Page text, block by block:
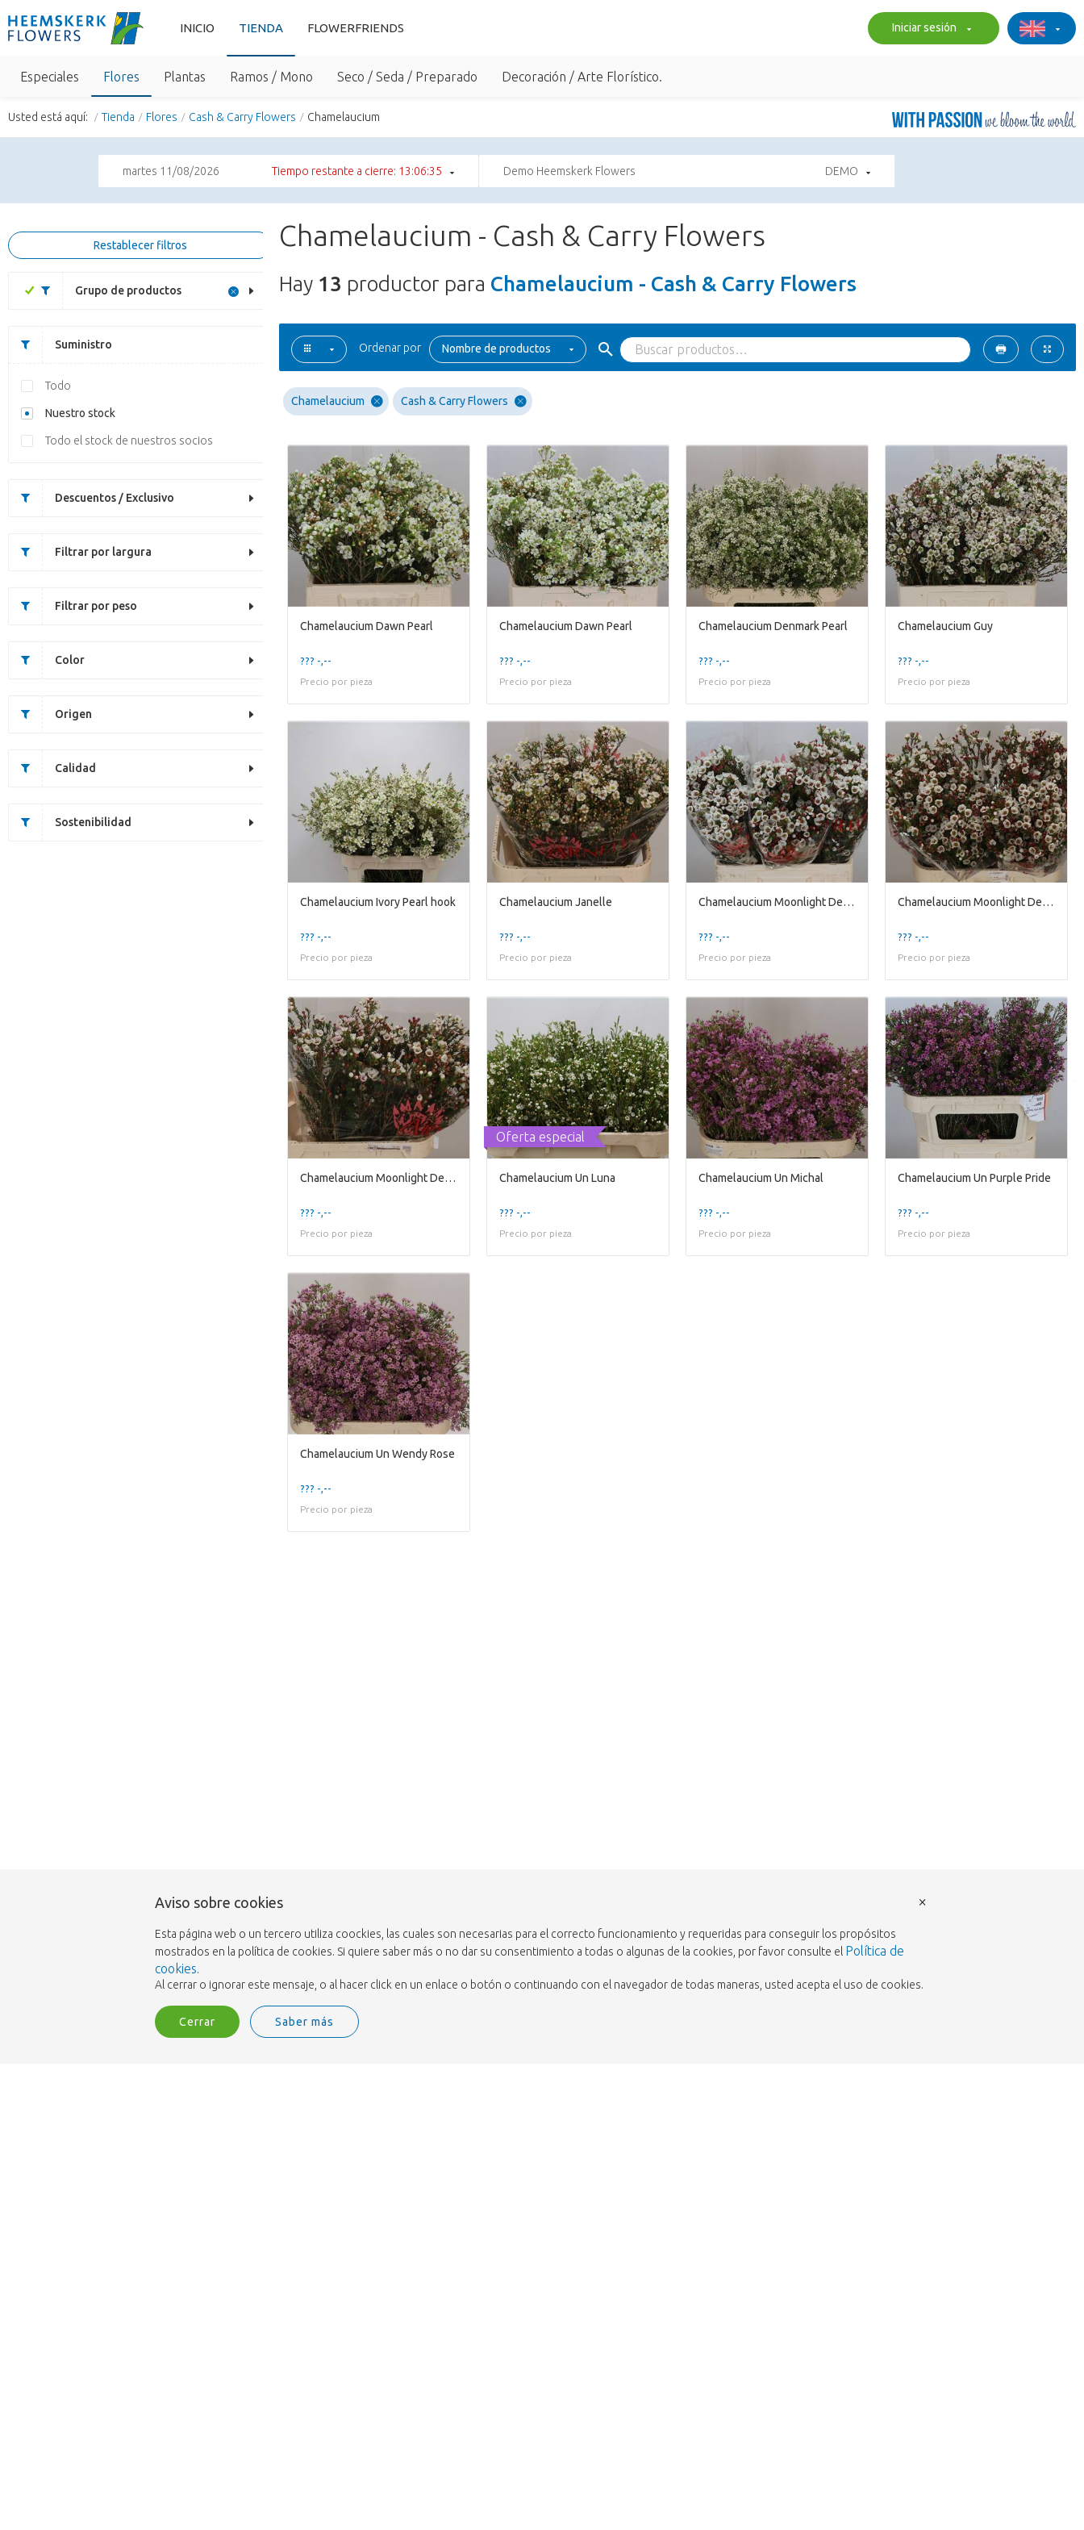
INICIO TIENDA FLOWERFRIENDS Iniciar sesión
Especiales Flores Plantas Ramos / Mono Seco / Seda / Preparado Decoración / Arte Florístico.
Usted está aquí: Tienda Flores Cash & Carry Flowers Chamelaucium
martes 11/08/2026 Tiempo restante a cierre: 13:06:35 Demo Heemskerk Flowers DEMO
Restablecer filtros
Grupo de productos
Suministro
Todo
Nuestro stock
Todo el stock de nuestros socios
Descuentos / Exclusivo
Filtrar por largura
Filtrar por peso
Color
Origen
Calidad
Sostenibilidad
Chamelaucium - Cash & Carry Flowers
Hay 13 productor para Chamelaucium - Cash & Carry Flowers
Ordenar por Nombre de productos
Chamelaucium Cash & Carry Flowers
Chamelaucium Dawn Pearl
??? -,--
Precio por pieza
Chamelaucium Dawn Pearl
??? -,--
Precio por pieza
Chamelaucium Denmark Pearl
??? -,--
Precio por pieza
Chamelaucium Guy
??? -,--
Precio por pieza
Chamelaucium Ivory Pearl hook
??? -,--
Precio por pieza
Chamelaucium Janelle
??? -,--
Precio por pieza
Chamelaucium Moonlight Delight
??? -,--
Precio por pieza
Chamelaucium Moonlight Delight
??? -,--
Precio por pieza
Chamelaucium Moonlight Delight
??? -,--
Precio por pieza
Oferta especial
Chamelaucium Un Luna
??? -,--
Precio por pieza
Chamelaucium Un Michal
??? -,--
Precio por pieza
Chamelaucium Un Purple Pride
??? -,--
Precio por pieza
Chamelaucium Un Wendy Rose
??? -,--
Precio por pieza
Aviso sobre cookies
Esta página web o un tercero utiliza coockies, las cuales son necesarias para el correcto funcionamiento y requeridas para conseguir los propósitos
mostrados en la política de cookies. Si quiere saber más o no dar su consentimiento a todas o algunas de la cookies, por favor consulte el Política de
cookies.
Al cerrar o ignorar este mensaje, o al hacer click en un enlace o botón o continuando con el navegador de todas maneras, usted acepta el uso de cookies.
Cerrar Saber más
×